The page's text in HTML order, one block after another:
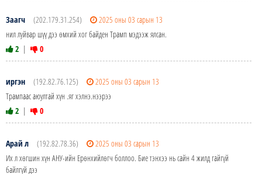
Заагч (202.179.31.254)
2025 оны 03 сарын 13
нил луйвар шүү дээ өмхий хог байден Трамп мэдээж ялсан.
2 | 0
иргэн (192.82.76.125)
2025 оны 03 сарын 13
Трампаас аюултай хүн .яг хэлнэ.нээрээ
2 | 0
Арай л (192.82.78.36)
2025 оны 03 сарын 13
Их л хөгшин хүн АНУ-ийн Ерөнхийлөгч боллоо. Бие тэнхээ нь сайн 4 жилд гайгүй
байлгүй дээ